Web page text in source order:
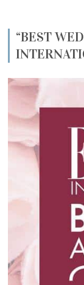
“BEST